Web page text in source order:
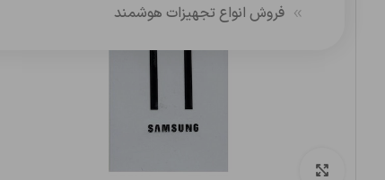
فروش انواع تجهیزات هوشمند
بزرگنمایی تصویر